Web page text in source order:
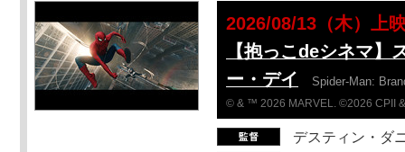
2026/08/13（木）上
【抱っこdeシネマ】
ー・デイ
Spider-Man:
© & ™ 2026 MARVEL. ©2026 CPII
デスティン・ダ